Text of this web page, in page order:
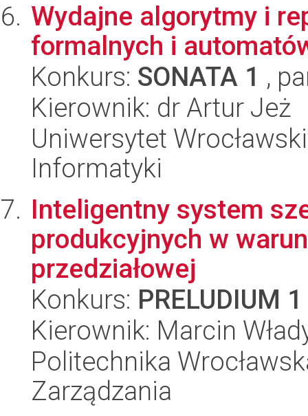
Wydajne algorytmy i
formalnych i
Konkurs: SONATA 1 ,
Kierownik: dr Artur Jeż
Uniwersytet
Informatyki
Inteligentny system
produkcyjnych w
przedziałowej
Konkurs: PRELUDIUM 1
Kierownik: Marcin
Politechnika
Zarządzania